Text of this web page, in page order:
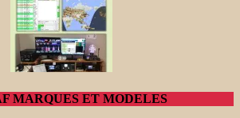
MARQUES ET MODELES